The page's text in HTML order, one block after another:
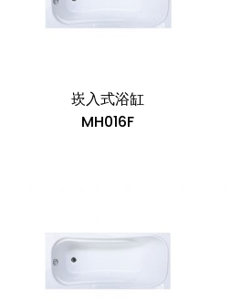
崁入式浴缸
MH016F